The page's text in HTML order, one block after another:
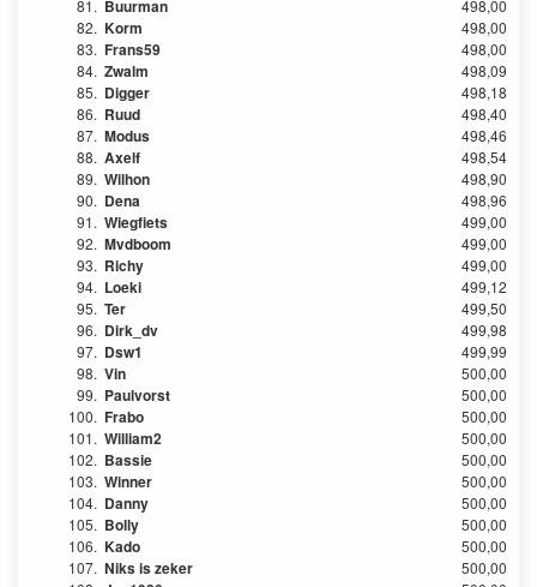
81. Buurman
498,00
82. Korm
498,00
83. Frans59
498,00
84. Zwalm
498,09
85. Digger
498,18
86. Ruud
498,40
87. Modus
498,46
88. Axelf
498,54
89. Wilhon
498,90
90. Dena
498,96
91. Wiegfiets
499,00
92. Mvdboom
499,00
93. Richy
499,00
94. Loeki
499,12
95. Ter
499,50
96. Dirk_dv
499,98
97. Dsw1
499,99
98. Vin
500,00
99. Paulvorst
500,00
100. Frabo
500,00
101. William2
500,00
102. Bassie
500,00
103. Winner
500,00
104. Danny
500,00
105. Bolly
500,00
106. Kado
500,00
107. Niks is zeker
500,00